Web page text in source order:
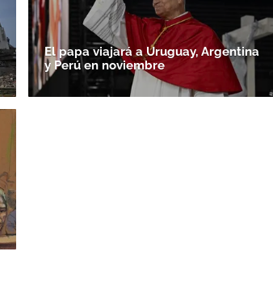
El papa viajará a Uruguay, Argentina
y Perú en noviembre